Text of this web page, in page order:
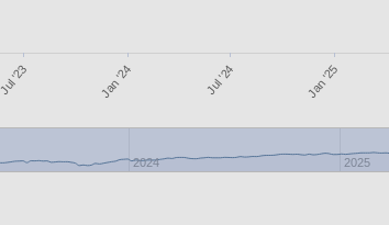
Jul '23 Jan '24 Jul '24 Jan '25
2024 2025